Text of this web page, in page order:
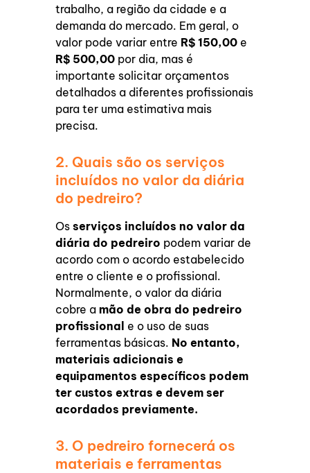
trabalho, a região da cidade e a
demanda do mercado. Em geral, o
valor pode variar entre R$ 150,00 e
R$ 500,00 por dia, mas é
importante solicitar orçamentos
detalhados a diferentes profissionais
para ter uma estimativa mais
precisa.
2. Quais são os serviços
incluídos no valor da diária
do pedreiro?
Osserviços incluídos no valor da
diária do pedreiro podem variar de
acordo com o acordo estabelecido
entre o cliente e o profissional.
Normalmente, o valor da diária
cobre a mão de obra do pedreiro
profissional e o uso de suas
ferramentas básicas. No entanto,
materiais adicionais e
equipamentos específicos podem
ter custos extras e devem ser
acordados previamente.
3. O pedreiro fornecerá os
materiais e ferramentas